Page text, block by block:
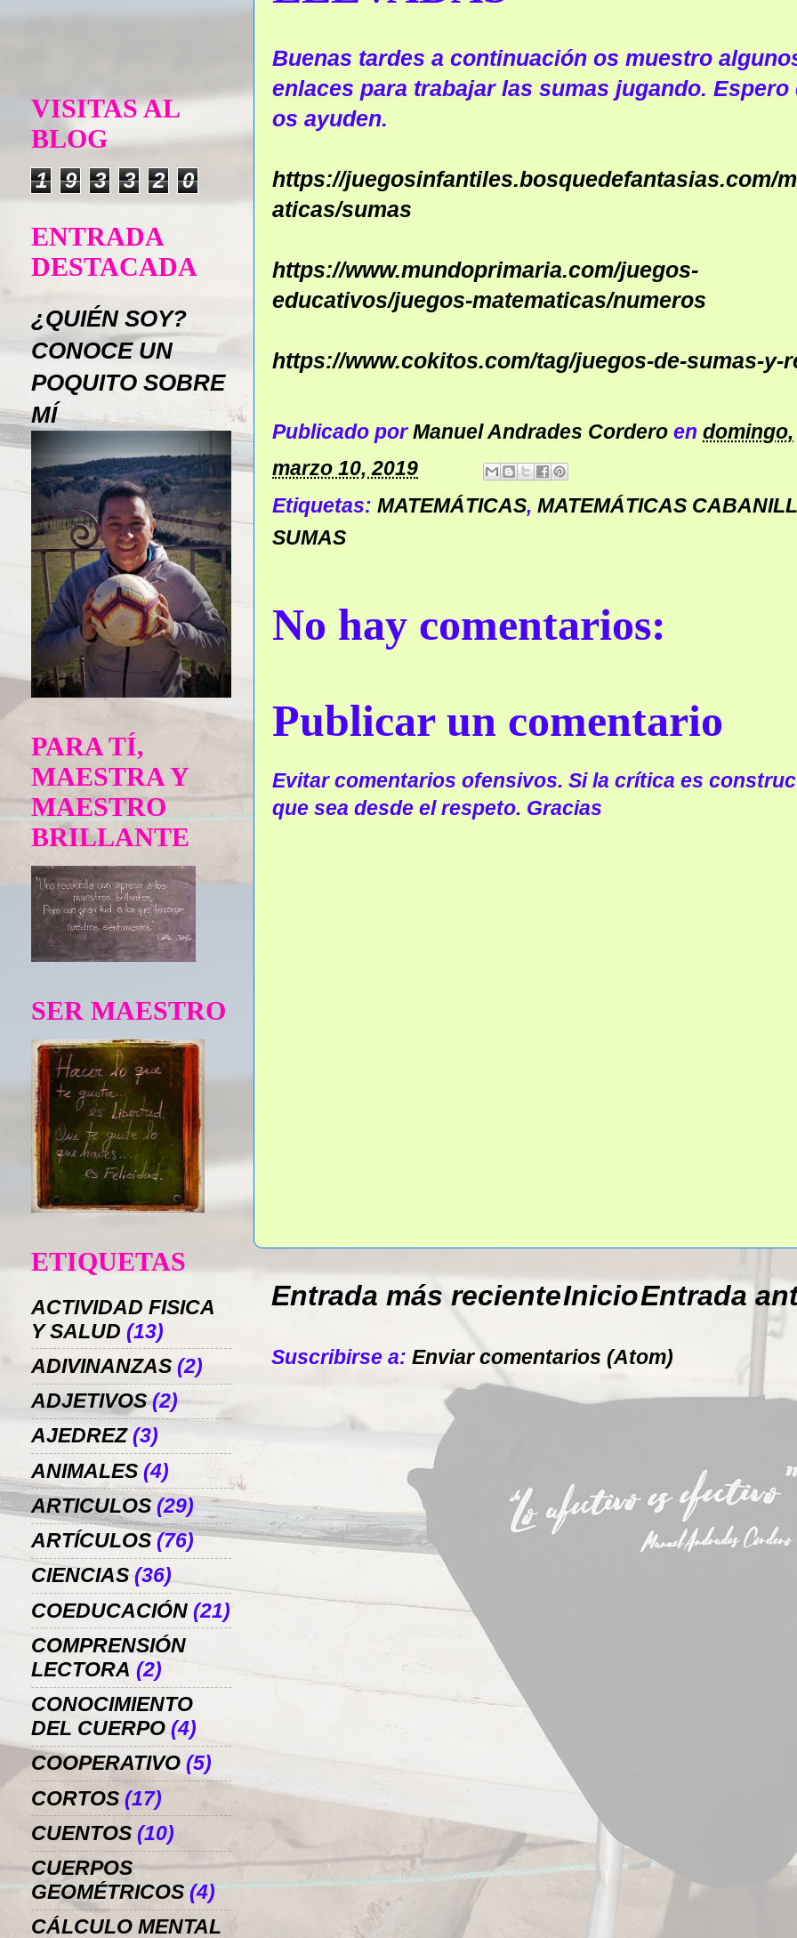
Buenas tardes a continuación os muestro
enlaces para trabajar las sumas jugando. Espero
os ayuden.
https://juegosinfantiles.bosquedefantasias.com/
aticas/sumas
https://www.mundoprimaria.com/juegos-
educativos/juegos-matematicas/numeros
https://www.cokitos.com/tag/juegos-de-sumas-y-
Publicado por Manuel Andrades Cordero en domingo,
marzo 10, 2019
Etiquetas: MATEMÁTICAS, MATEMÁTICAS
SUMAS
No hay comentarios:
Publicar un comentario
Evitar comentarios ofensivos. Si la crítica es
que sea desde el respeto. Gracias
Entrada más reciente Entrada
Inicio
Suscribirse a: Enviar comentarios (Atom)
VISITAS AL
BLOG
1 9 3 3 2 0
ENTRADA
DESTACADA
¿QUIÉN SOY?
CONOCE UN
POQUITO SOBRE
MÍ
PARA TÍ,
MAESTRA Y
MAESTRO
BRILLANTE
SER MAESTRO
ETIQUETAS
ACTIVIDAD FISICA
Y SALUD (13)
ADIVINANZAS (2)
ADJETIVOS (2)
AJEDREZ (3)
ANIMALES (4)
ARTICULOS (29)
ARTÍCULOS (76)
CIENCIAS (36)
COEDUCACIÓN (21)
COMPRENSIÓN
LECTORA (2)
CONOCIMIENTO
DEL CUERPO (4)
COOPERATIVO (5)
CORTOS (17)
CUENTOS (10)
CUERPOS
GEOMÉTRICOS (4)
CÁLCULO MENTAL